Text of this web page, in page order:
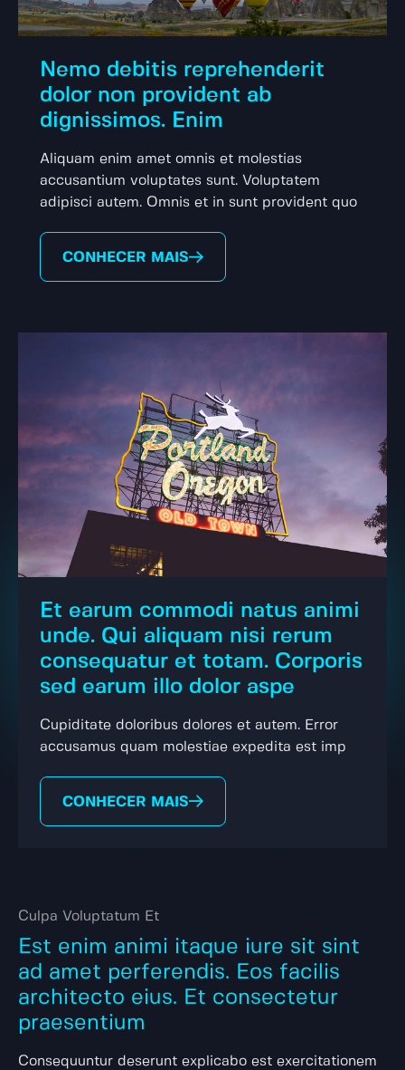
Nemo debitis reprehenderit
dolor non provident ab
dignissimos. Enim
Aliquam enim amet omnis et molestias
accusantium voluptates sunt. Voluptatem
adipisci autem. Omnis et in sunt provident quo
CONHECER MAIS
Et earum commodi natus animi
unde. Qui aliquam nisi rerum
consequatur et totam. Corporis
sed earum illo dolor aspe
Cupiditate doloribus dolores et autem. Error
accusamus quam molestiae expedita est imp
CONHECER MAIS
Culpa Voluptatum Et
Est enim animi itaque iure sit sint
ad amet perferendis. Eos facilis
architecto eius. Et consectetur
praesentium
Consequuntur deserunt explicabo est exercitationem